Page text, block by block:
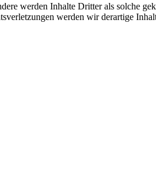
werden Inhalte Dritter als solche
werden wir derartige